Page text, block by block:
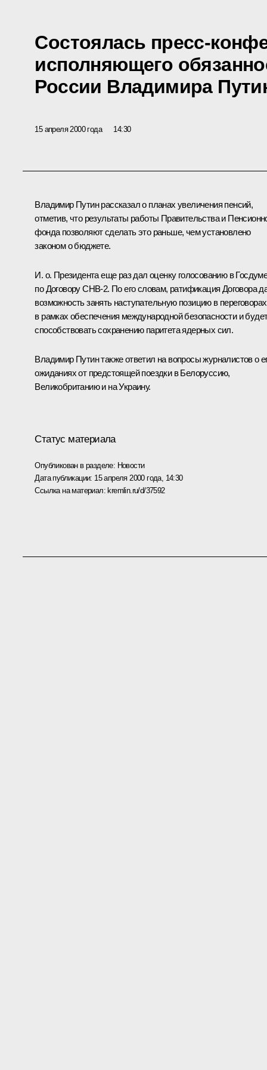
Состоялась пресс-
исполняющего
России Владимира
15 апреля 2000 года 14:30
Владимир Путин рассказал о планах увеличения пенсий,
отметив, что результаты работы Правительства и
фонда позволяют сделать это раньше, чем установлено
законом о бюджете.
И. о. Президента еще раз дал оценку голосованию в
по Договору СНВ-2. По его словам, ратификация Договора
возможность занять наступательную позицию в переговорах
в рамках обеспечения международной безопасности и
способствовать сохранению паритета ядерных сил.
Владимир Путин также ответил на вопросы журналистов о
ожиданиях от предстоящей поездки в Белоруссию,
Великобританию и на Украину.
Статус материала
Опубликован в разделе: Новости
Дата публикации: 15 апреля 2000 года, 14:30
Ссылка на материал:kremlin.ru/d/37592